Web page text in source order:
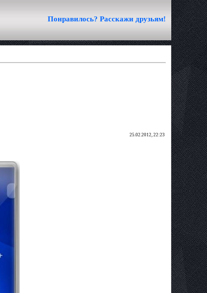
Понравилось? Расскажи друзьям!
25.02.2012, 22:23